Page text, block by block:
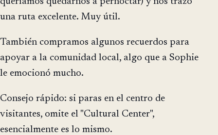
una ruta excelente. Muy útil.
También compramos algunos recuerdos para
apoyar a la comunidad local, algo que a Sophie
le emocionó mucho.
Consejo rápido: si paras en el centro de
visitantes, omite el "Cultural Center",
esencialmente es lo mismo.